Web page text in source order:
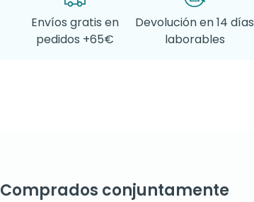
Envíos gratis en
pedidos +65€
Devolución en 14 días
laborables
Comprados conjuntamente